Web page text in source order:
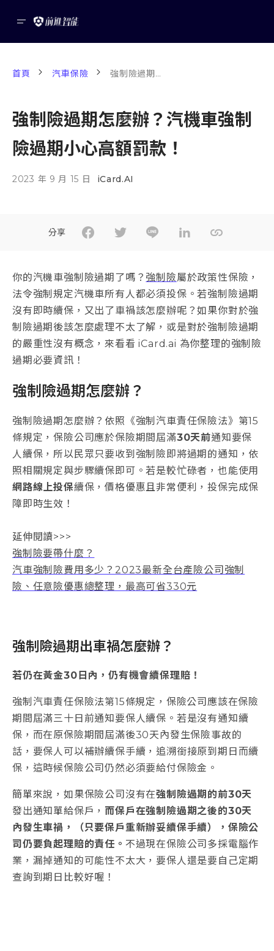
首頁 汽車保險 強制險過期怎麼辦？汽機車強制險過期小心高額罰款！
強制險過期怎麼辦？汽機車強制
險過期小心高額罰款！
2023 年 9 月 15 日 iCard.AI
分享
你的汽機車強制險過期了嗎？ 強制險屬於政策性保險，
法令強制規定汽機車所有人都必須投保。若強制險過期
沒有即時續保，又出了車禍該怎麼辦呢？如果你對於強
制險過期後該怎麼處理不太了解，或是對於強制險過期
的嚴重性沒有概念，來看看 iCard.ai 為你整理的強制險
過期必要資訊！
強制險過期怎麼辦？
強制險過期怎麼辦？依照《強制汽車責任保險法》第15
條規定，保險公司應於保險期間屆滿30天前通知要保
人續保，所以民眾只要收到強制險即將過期的通知，依
照相關規定與步驟續保即可。若是較忙碌者，也能使用
網路線上投保續保，價格優惠且非常便利，投保完成保
障即時生效！
延伸閱讀>>>
強制險要帶什麼？
汽車強制險費用多少？2023最新全台產險公司強制
險、任意險優惠總整理，最高可省330元
強制險過期出車禍怎麼辦？
若仍在黃金30日內，仍有機會續保理賠！
強制汽車責任保險法第15條規定，保險公司應該在保險
期間屆滿三十日前通知要保人續保。若是沒有通知續
保，而在原保險期間屆滿後30天內發生保險事故的
話，要保人可以補辦續保手續，追溯銜接原到期日而續
保，這時候保險公司仍然必須要給付保險金。
簡單來說，如果保險公司沒有在強制險過期的前30天
發出通知單給保戶， 而保戶在強制險過期之後的30天
內發生車禍，（只要保戶重新辦妥續保手續），保險公
司仍要負起理賠的責任。 不過現在保險公司多採電腦作
業，漏掉通知的可能性不太大，要保人還是要自己定期
查詢到期日比較好喔！